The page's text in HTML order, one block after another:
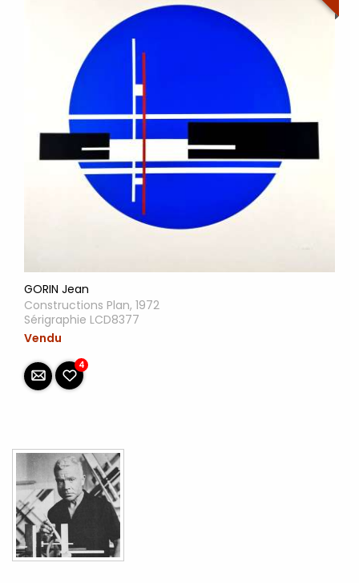
GORIN Jean
Constructions Plan, 1972
Sérigraphie LCD8377
Vendu
4